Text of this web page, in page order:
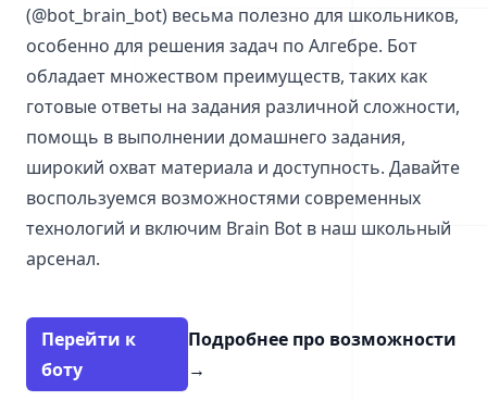
(@bot_brain_bot) весьма полезно для школьников,
особенно для решения задач по Алгебре. Бот
обладает множеством преимуществ, таких как
готовые ответы на задания различной сложности,
помощь в выполнении домашнего задания,
широкий охват материала и доступность. Давайте
воспользуемся возможностями современных
технологий и включим Brain Bot в наш школьный
арсенал.
Перейти к
боту
Подробнее про возможности
→